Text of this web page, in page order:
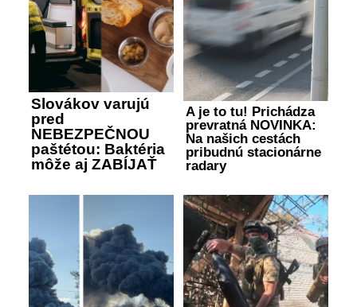
Slovákov varujú
pred
NEBEZPEČNOU
paštétou: Baktéria
môže aj ZABÍJAŤ
A je to tu! Prichádza
prevratná NOVINKA:
Na našich cestách
pribudnú stacionárne
radary